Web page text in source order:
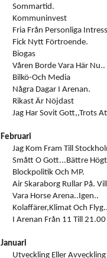
Sommartid.
Kommuninvest
Fria Från Personliga
Fick Nytt Förtroende.
Biogas
Våren Borde Vara Här Nu..
Bilkö-Och Media
Några Dagar I Arenan.
Rikast Är Nöjdast
Jag Har Sovit Gott,,trots
Februari
Jag Kom Fram Till
Smått O Gott...Bättre
Blockpolitik Och MP.
Air Skaraborg Rullar På.
Vara Horse Arena..Igen..
Kolaffärer,klimat Och
I Arenan Från 11 Till 21.00
Januari
Utveckling Eller